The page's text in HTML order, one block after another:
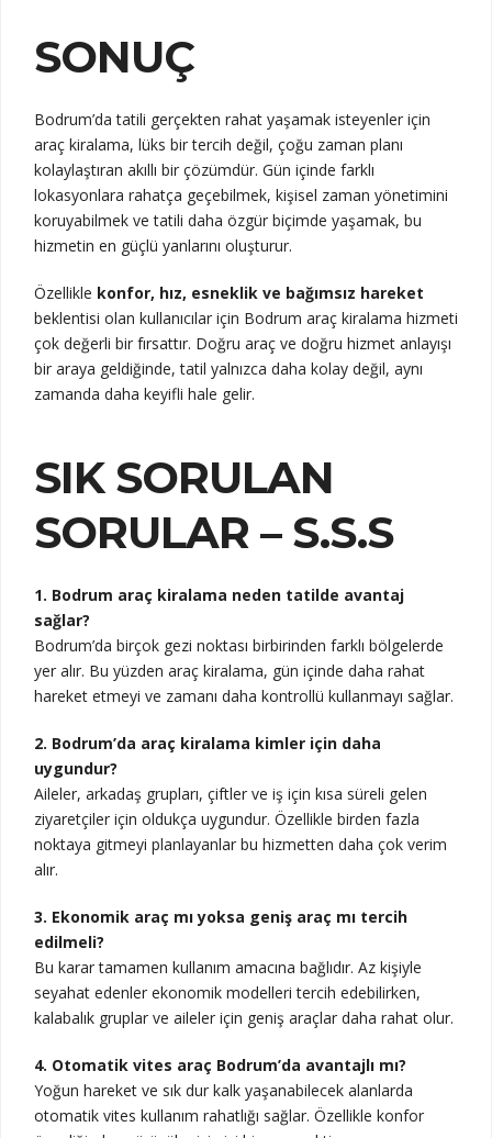
SONUÇ
Bodrum’da tatili gerçekten rahat yaşamak isteyenler için
araç kiralama, lüks bir tercih değil, çoğu zaman planı
kolaylaştıran akıllı bir çözümdür. Gün içinde farklı
lokasyonlara rahatça geçebilmek, kişisel zaman yönetimini
koruyabilmek ve tatili daha özgür biçimde yaşamak, bu
hizmetin en güçlü yanlarını oluşturur.
Özellikle konfor, hız, esneklik ve bağımsız hareket
beklentisi olan kullanıcılar için Bodrum araç kiralama hizmeti
çok değerli bir fırsattır. Doğru araç ve doğru hizmet anlayışı
bir araya geldiğinde, tatil yalnızca daha kolay değil, aynı
zamanda daha keyifli hale gelir.
SIK SORULAN
SORULAR – S.S.S
1. Bodrum araç kiralama neden tatilde avantaj
sağlar?
Bodrum’da birçok gezi noktası birbirinden farklı bölgelerde
yer alır. Bu yüzden araç kiralama, gün içinde daha rahat
hareket etmeyi ve zamanı daha kontrollü kullanmayı sağlar.
2. Bodrum’da araç kiralama kimler için daha
uygundur?
Aileler, arkadaş grupları, çiftler ve iş için kısa süreli gelen
ziyaretçiler için oldukça uygundur. Özellikle birden fazla
noktaya gitmeyi planlayanlar bu hizmetten daha çok verim
alır.
3. Ekonomik araç mı yoksa geniş araç mı tercih
edilmeli?
Bu karar tamamen kullanım amacına bağlıdır. Az kişiyle
seyahat edenler ekonomik modelleri tercih edebilirken,
kalabalık gruplar ve aileler için geniş araçlar daha rahat olur.
4. Otomatik vites araç Bodrum’da avantajlı mı?
Yoğun hareket ve sık dur kalk yaşanabilecek alanlarda
otomatik vites kullanım rahatlığı sağlar. Özellikle konfor